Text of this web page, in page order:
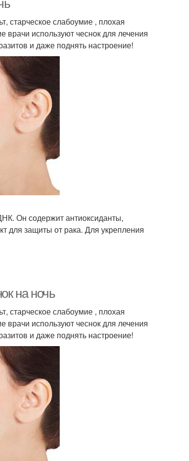
старческое слабоумие , плохая
врачи используют чеснок для лечения
и даже поднять настроение!
Он содержит антиоксиданты,
для защиты от рака. Для укрепления
на ночь
старческое слабоумие , плохая
врачи используют чеснок для лечения
и даже поднять настроение!